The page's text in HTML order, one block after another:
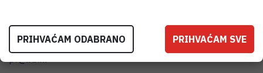
Ured za odnose s javnošću
+385 1 457 1269
pr@irb.hr
PRIHVAĆAM ODABRANO PRIHVAĆAM SVE